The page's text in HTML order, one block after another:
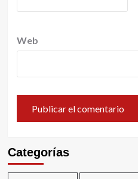
Web
Categorías